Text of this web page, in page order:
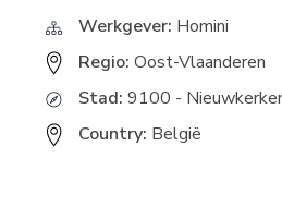
Werkgever: Homini
Regio: Oost-Vlaanderen
Stad: 9100 -
Country: België